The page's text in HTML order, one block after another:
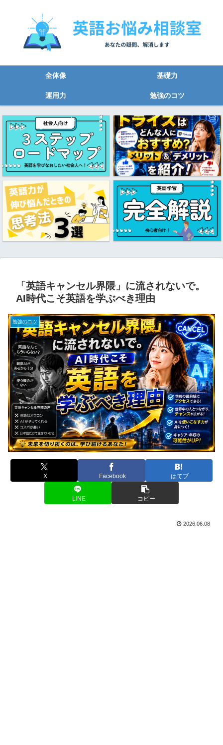
全体像 基礎力
運用力 勉強のコツ
「英語キャンセル界隈」に流されないで。
AI時代こそ英語を学ぶべき理由
勉強のコツ
X Facebook はてブ
LINE コピー
2026.06.08